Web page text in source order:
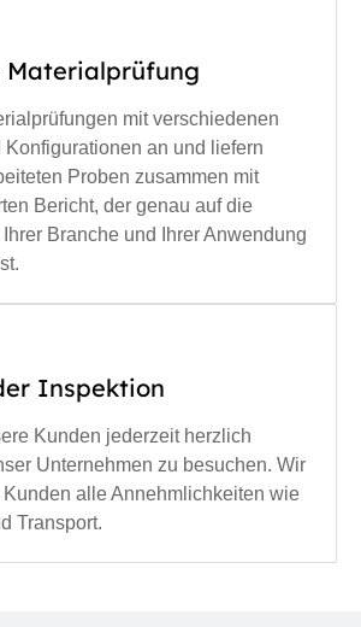
Materialprüfung
mit verschiedenen
Konfigurationen an und liefern
Proben zusammen mit
Bericht, der genau auf die
Branche und Ihrer Anwendung
Inspektion
Kunden jederzeit herzlich
Unternehmen zu besuchen. Wir
Kunden alle Annehmlichkeiten wie
Transport.